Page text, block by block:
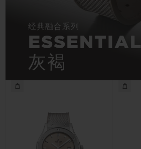
经典融合系列
ESSENTIAL
灰褐